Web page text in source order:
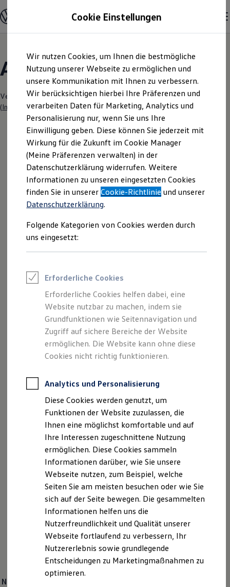
Hauptinhalt
springen
Footer
springen
Modelle & Konfigurator
Nutzfahrzeugkategorien entdecken
Modelle konfigurieren
Vorgängermodelle und Oldtimer
Vorgängermodelle
Oldtimer
Bulli Historie
Branchenlösungen & Gewerbekunden
Umbaulösungen und Hersteller finden
Auf- und Umbauten entdecken & konfigurieren
Groß- und Sonderkunden
Großkunden
Kommunen & Behörden
Journalisten
Sportvereine
Branchenlösungen
Bau & Handwerk
Gewerbliche Personenbeförderung
Service & mobile Werkstätten
Kurier, Logistik & Handel
Feuerwehr
Rettungsdienste
ONE Business ID Vorteile
Fahrzeugsuche & Marktplatz
Digitaler Marktplatz
Kauf & Finanzierung
Online-Fahrzeugbewertung
Aktionen & Angebote
E-Auto-Förderung
Für Privatkunden
Für Gewerbekunden
Profi Paket
TopDeal
Zertifizierte Gebrauchtwagen
Für Privatkunden
Für Gewerbekunden
Leasing
Für Privatkunden
Für Gewerbekunden
Versicherungen & Garantien
Garantien
Kfz-Versicherung für Nutzfahrzeuge
Restschuldversicherung
Wartungsverträge
Besitzer & Service
Reparatur & Service
Sommer-Special
Reparatur, Pflege & Inspektion
Servicetermin anfragen
Service-Vorteile bei Volkswagen Nutzfahrzeuge
ServicePlus
Economy Service
Räder & Reifen Service
Ersatzfahrzeuge
Angebote & Über uns
Verantwortlich für die Inhalte auf dieser Seite ist die Ulrich Senger GmbH
(Impressum & Rechtliches)
Leider haben wir im Moment keine
aktuellen Angebote
Ihre nächsten
Probefahrt
Beratung
Angebote
Servicetermin anfragen
IhreAnsprechpartner
E-Mail schreiben
+49 5971 79100
Neuwagenverkauf
Cookie Einstellungen
Wir nutzen Cookies, um Ihnen die bestmögliche
Nutzung unserer Webseite zu ermöglichen und
unsere Kommunikation mit Ihnen zu verbessern.
Wir berücksichtigen hierbei Ihre Präferenzen und
verarbeiten Daten für Marketing, Analytics und
Personalisierung nur, wenn Sie uns Ihre
Einwilligung geben. Diese können Sie jederzeit mit
Wirkung für die Zukunft im Cookie Manager
(Meine Präferenzen verwalten) in der
Datenschutzerklärung widerrufen. Weitere
Informationen zu unseren eingesetzten Cookies
finden Sie in unsererCookie-Richtlinie und unserer
Datenschutzerklärung.
Folgende Kategorien von Cookies werden durch
uns eingesetzt:
Erforderliche Cookies
Erforderliche Cookies helfen dabei, eine
Website nutzbar zu machen, indem sie
Grundfunktionen wie Seitennavigation und
Zugriff auf sichere Bereiche der Website
ermöglichen. Die Website kann ohne diese
Cookies nicht richtig funktionieren.
Analytics und Personalisierung
Diese Cookies werden genutzt, um
Funktionen der Website zuzulassen, die
Ihnen eine möglichst komfortable und auf
Ihre Interessen zugeschnittene Nutzung
ermöglichen. Diese Cookies sammeln
Informationen darüber, wie Sie unsere
Webseite nutzen, zum Beispiel, welche
Seiten Sie am meisten besuchen oder wie Sie
sich auf der Seite bewegen. Die gesammelten
Informationen helfen uns die
Nutzerfreundlichkeit und Qualität unserer
Webseite fortlaufend zu verbessern, Ihr
Nutzererlebnis sowie grundlegende
Entscheidungen zu Marketingmaßnahmen zu
optimieren.